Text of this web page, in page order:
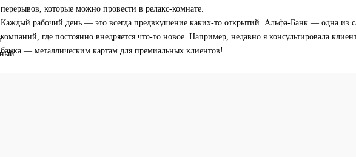
перерывов, которые можно провести в релакс-комнате.
Каждый рабочий день — это всегда предвкушение каких-то открытий. Альфа-Банк — одна из
компаний, где постоянно внедряется что-то новое. Например, недавно я консультировала
банка — металлическим картам для премиальных клиентов!